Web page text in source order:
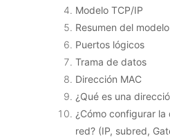
Modelo TCP/IP
Resumen del
Puertos lógicos
Trama de datos
Dirección MAC
¿Qué es una
¿Cómo configurar
red? (IP, subred,